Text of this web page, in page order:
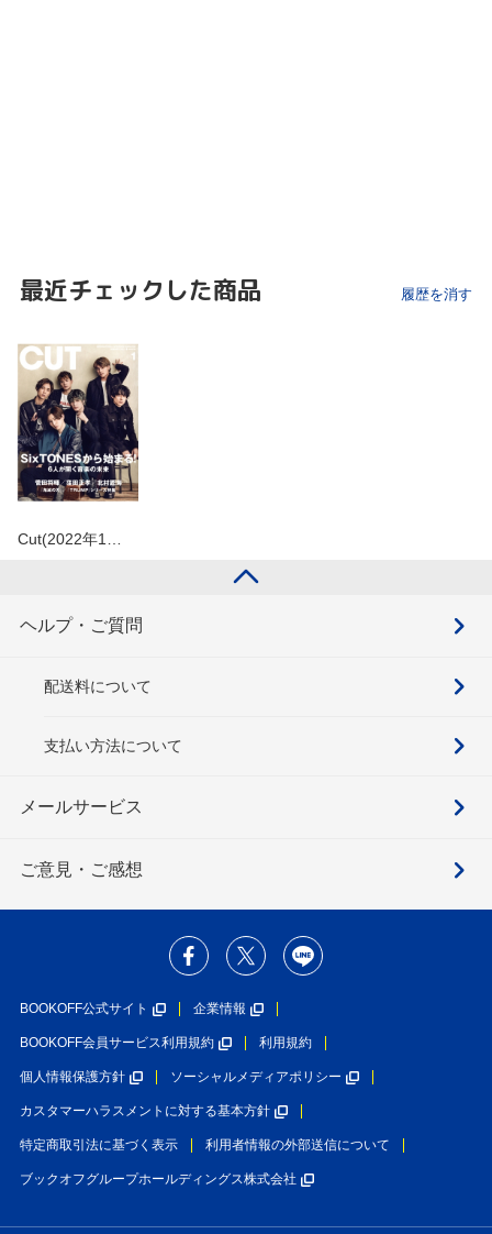
最近チェックした商品 履歴を消す
Cut(2022年1…
ヘルプ・ご質問
配送料について
支払い方法について
メールサービス
ご意見・ご感想
BOOKOFF公式サイト 企業情報
BOOKOFF会員サービス利用規約 利用規約
個人情報保護方針 ソーシャルメディアポリシー
カスタマーハラスメントに対する基本方針
特定商取引法に基づく表示 利用者情報の外部送信について
ブックオフグループホールディングス株式会社